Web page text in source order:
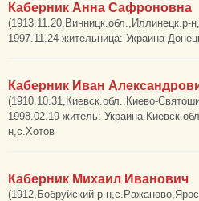
Каберник Анна Сафроновна
(1913.11.20,Винницк.обл.,Иллинецк.р-
1997.11.24 жительница: Украина
Каберник Иван
(1910.10.31,Киевск.обл.,Киево-
1998.02.19 житель: Украина
н,с.Хотов
Каберник Михаил Иванович
(1912,Бобруйский р-